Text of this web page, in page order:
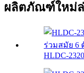
ผลิตภัณฑ์ใหม่
HLDC-2320